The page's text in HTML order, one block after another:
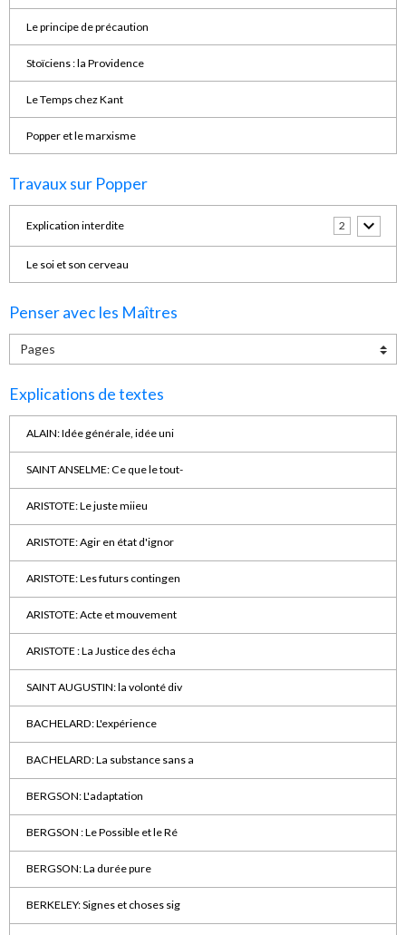
Le principe de précaution
Stoïciens : la Providence
Le Temps chez Kant
Popper et le marxisme
Travaux sur Popper
Explication interdite 2
Le soi et son cerveau
Penser avec les Maîtres
Explications de textes
ALAIN: Idée générale, idée uni
SAINT ANSELME: Ce que le tout-
ARISTOTE: Le juste miieu
ARISTOTE: Agir en état d'ignor
ARISTOTE: Les futurs contingen
ARISTOTE: Acte et mouvement
ARISTOTE : La Justice des écha
SAINT AUGUSTIN: la volonté div
BACHELARD: L'expérience
BACHELARD: La substance sans a
BERGSON: L'adaptation
BERGSON : Le Possible et le Ré
BERGSON: La durée pure
BERKELEY: Signes et choses sig